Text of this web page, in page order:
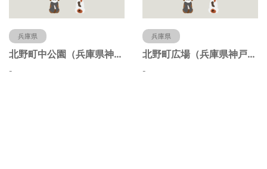
兵庫県
北野町中公園（兵庫県神戸市）
-
兵庫県
北野町広場（兵庫県神戸市）
-